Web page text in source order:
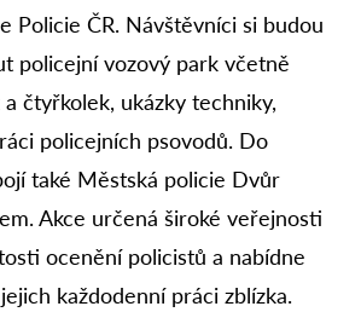
Policie ČR. Návštěvníci si budou
policejní vozový park včetně
čtyřkolek, ukázky techniky,
policejních psovodů. Do
také Městská policie Dvůr
Akce určená široké veřejnosti
ocenění policistů a nabídne
každodenní práci zblízka.